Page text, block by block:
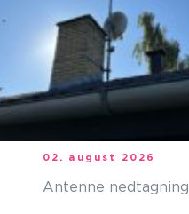
02. august 2026
Antenne nedtagning